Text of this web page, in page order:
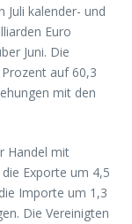
Juli kalender- und
Euro
Juni. Die
auf 60,3
mit den
Handel mit
Exporte um 4,5
Importe um 1,3
Die Vereinigten